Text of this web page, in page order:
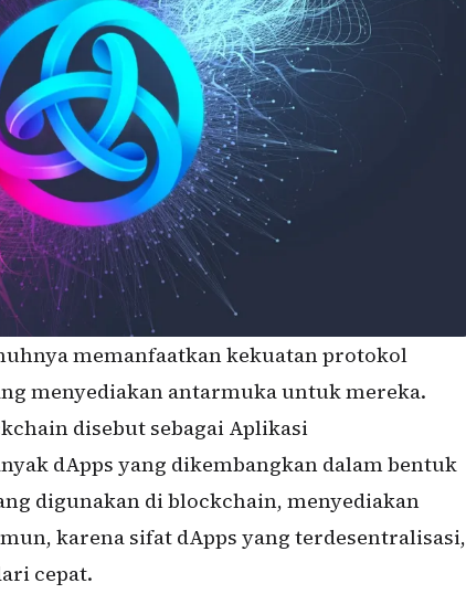
memanfaatkan kekuatan protokol
menyediakan antarmuka untuk mereka.
disebut sebagai Aplikasi
dApps yang dikembangkan dalam bentuk
digunakan di blockchain, menyediakan
karena sifat dApps yang terdesentralisasi,
cepat.